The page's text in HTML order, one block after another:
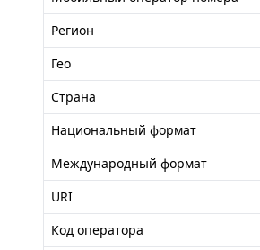
Регион
Гео
Страна
Национальный формат
Международный формат
URI
Код оператора